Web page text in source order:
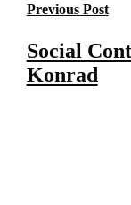
Previous Post
Social
Konrad